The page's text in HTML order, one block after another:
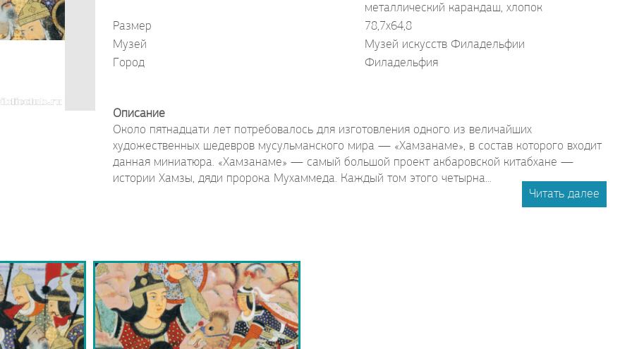
металлический карандаш, хлопок
Размер
78,7x64,8
Музей
Музей искусств Филадельфии
Город
Филадельфия
Описание
Около пятнадцати лет потребовалось для изготовления одного из величайших
художественных шедевров мусульманского мира — «Хамзанаме», в состав которого входит
данная миниатюра. «Хамзанаме» — самый большой проект акбаровской китабхане —
истории Хамзы, дяди пророка Мухаммеда. Каждый том этого четырна...
Читать далее